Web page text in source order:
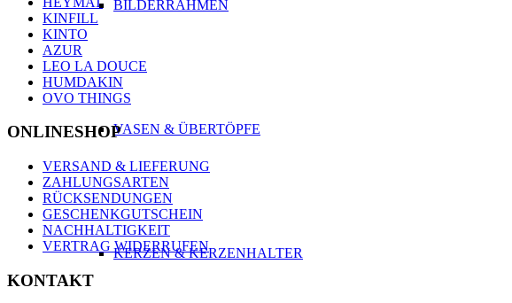
BILDERRAHMEN
VASEN & ÜBERTÖPFE
KERZEN & KERZENHALTER
KINFILL
KINTO
AZUR
LEO LA DOUCE
HUMDAKIN
OVO THINGS
ONLINESHOP
VERSAND & LIEFERUNG
ZAHLUNGSARTEN
RÜCKSENDUNGEN
GESCHENKGUTSCHEIN
NACHHALTIGKEIT
VERTRAG WIDERRUFEN
KONTAKT